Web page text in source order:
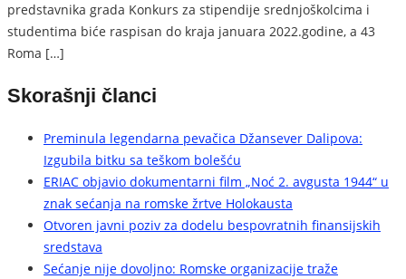
predstavnika grada Konkurs za stipendije srednjoškolcima i
studentima biće raspisan do kraja januara 2022.godine, a 43
Roma […]
Skorašnji članci
Preminula legendarna pevačica Džansever Dalipova:
Izgubila bitku sa teškom bolešću
ERIAC objavio dokumentarni film „Noć 2. avgusta 1944“ u
znak sećanja na romske žrtve Holokausta
Otvoren javni poziv za dodelu bespovratnih finansijskih
sredstava
Sećanje nije dovoljno: Romske organizacije traže